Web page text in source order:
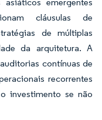
cláusulas de
de múltiplas
da arquitetura. A
contínuas de
recorrentes
investimento se não